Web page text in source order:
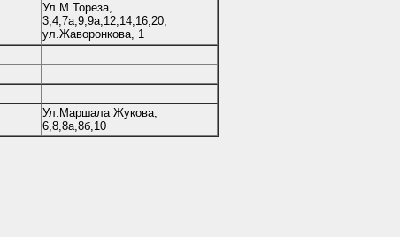
Ул.М.Тореза,
3,4,7а,9,9а,12,14,16,20;
ул.Жаворонкова, 1
Ул.Маршала Жукова,
6,8,8а,8б,10